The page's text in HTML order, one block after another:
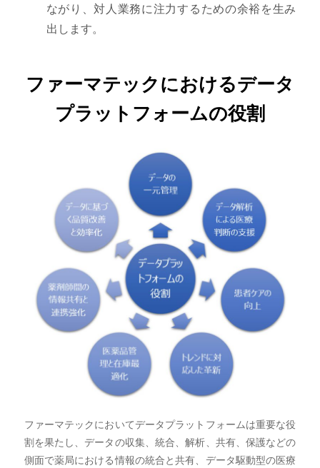
ながり、対人業務に注力するための余裕を生み
出します。
ファーマテックにおけるデータ
プラットフォームの役割
ファーマテックにおいてデータプラットフォームは重要な役
割を果たし、データの収集、統合、解析、共有、保護などの
側面で薬局における情報の統合と共有、データ駆動型の医療